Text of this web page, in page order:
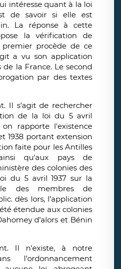
intéresse quant à la loi
de savoir si elle est
La réponse à cette
la vérification de
procède de ce
a vu son application
la France. Le second
par des textes
Il s’agit de rechercher
de la loi du 5 avril
rapporte l'existence
1938 portant extension
faite pour les Antilles
qu'aux pays de
des colonies des
du 5 avril 1937 sur la
des membres de
dès lors, l’application
étendue aux colonies
d’alors et Bénin
Il n’existe, à notre
l’ordonnancement